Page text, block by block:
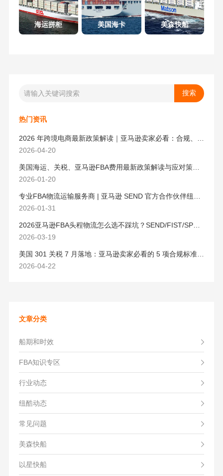
海运拼柜 美国海卡 美森快船
热门资讯
2026 年跨境电商最新政策解读｜亚马逊卖家必看：合规、成本与物流新机遇
2026-04-20
美国海运、关税、亚马逊FBA费用最新政策解读与应对策略（2026版）
2026-01-20
专业FBA物流运输服务商 | 亚马逊 SEND 官方合作伙伴纽酷国际物流
2026-01-31
2026亚马逊FBA头程物流怎么选不踩坑？SEND/FIST/SPN官方认证物流商，只有这家敢承诺“准达率第一”
2026-03-19
美国 301 关税 7 月落地：亚马逊卖家必看的 5 项合规标准与稳交付方案
2026-04-22
文章分类
船期和时效
FBA知识专区
行业动态
纽酷动态
常见问题
美森快船
以星快船